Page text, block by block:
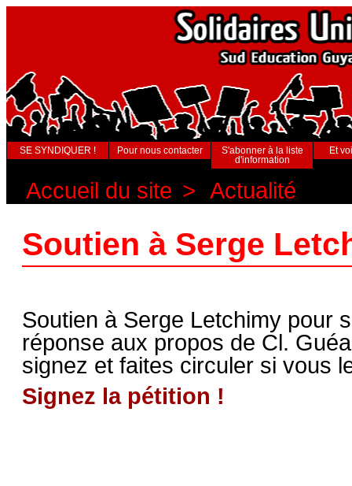
SE SYNDIQUER ! Pour nous contacter
S'abonner à la liste
d'information
Et
Accueil du site > Actualité
Soutien à Serge
Soutien à Serge Letchimy pour
réponse aux propos de Cl.
signez et faites circuler si vous
Signez la pétition !